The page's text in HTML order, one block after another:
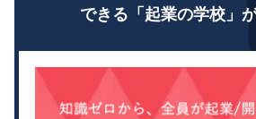
できる「起業の学校」